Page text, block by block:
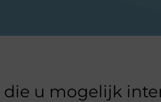
die u mogelijk